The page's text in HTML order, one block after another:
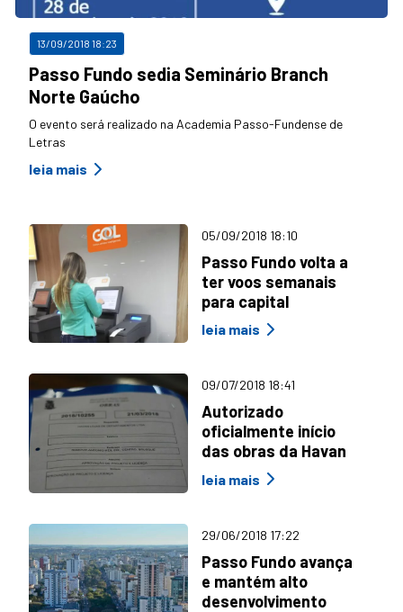
13/09/2018 18:23
Passo Fundo sedia Seminário Branch
Norte Gaúcho
O evento será realizado na Academia Passo-Fundense de
Letras
leia mais
05/09/2018 18:10
Passo Fundo volta a
ter voos semanais
para capital
leia mais
09/07/2018 18:41
Autorizado
oficialmente início
das obras da Havan
leia mais
29/06/2018 17:22
Passo Fundo avança
e mantém alto
desenvolvimento